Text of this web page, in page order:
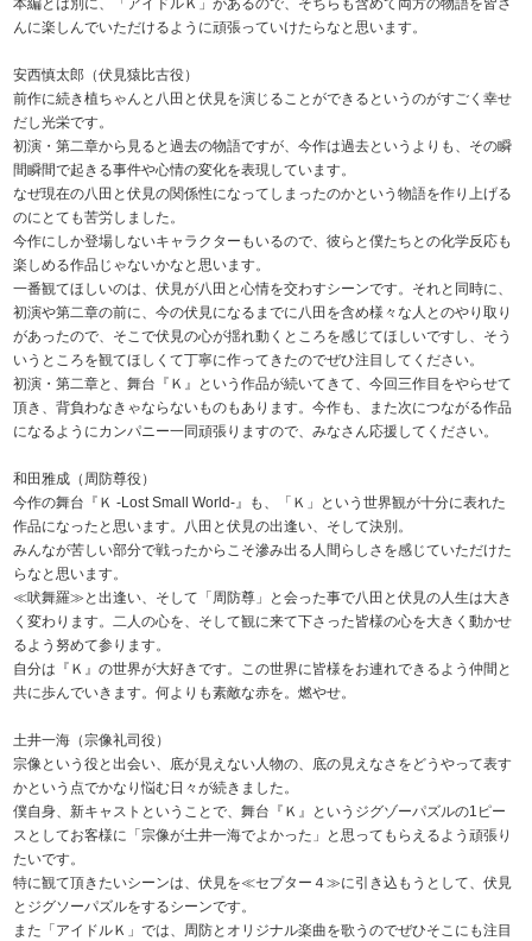
本編とは別に、「アイドルＫ」があるので、そちらも含めて両方の物語を皆さ
んに楽しんでいただけるように頑張っていけたらなと思います。
安西慎太郎（伏見猿比古役）
前作に続き植ちゃんと八田と伏見を演じることができるというのがすごく幸せ
だし光栄です。
初演・第二章から見ると過去の物語ですが、今作は過去というよりも、その瞬
間瞬間で起きる事件や心情の変化を表現しています。
なぜ現在の八田と伏見の関係性になってしまったのかという物語を作り上げる
のにとても苦労しました。
今作にしか登場しないキャラクターもいるので、彼らと僕たちとの化学反応も
楽しめる作品じゃないかなと思います。
一番観てほしいのは、伏見が八田と心情を交わすシーンです。それと同時に、
初演や第二章の前に、今の伏見になるまでに八田を含め様々な人とのやり取り
があったので、そこで伏見の心が揺れ動くところを感じてほしいですし、そう
いうところを観てほしくて丁寧に作ってきたのでぜひ注目してください。
初演・第二章と、舞台『Ｋ』という作品が続いてきて、今回三作目をやらせて
頂き、背負わなきゃならないものもあります。今作も、また次につながる作品
になるようにカンパニー一同頑張りますので、みなさん応援してください。
和田雅成（周防尊役）
今作の舞台『Ｋ -Lost Small World-』も、「Ｋ」という世界観が十分に表れた
作品になったと思います。八田と伏見の出逢い、そして決別。
みんなが苦しい部分で戦ったからこそ滲み出る人間らしさを感じていただけた
らなと思います。
≪吠舞羅≫と出逢い、そして「周防尊」と会った事で八田と伏見の人生は大き
く変わります。二人の心を、そして観に来て下さった皆様の心を大きく動かせ
るよう努めて参ります。
自分は『Ｋ』の世界が大好きです。この世界に皆様をお連れできるよう仲間と
共に歩んでいきます。何よりも素敵な赤を。燃やせ。
土井一海（宗像礼司役）
宗像という役と出会い、底が見えない人物の、底の見えなさをどうやって表す
かという点でかなり悩む日々が続きました。
僕自身、新キャストということで、舞台『Ｋ』というジグゾーパズルの1ピー
スとしてお客様に「宗像が土井一海でよかった」と思ってもらえるよう頑張り
たいです。
特に観て頂きたいシーンは、伏見を≪セプター４≫に引き込もうとして、伏見
とジグソーパズルをするシーンです。
また「アイドルＫ」では、周防とオリジナル楽曲を歌うのでぜひそこにも注目